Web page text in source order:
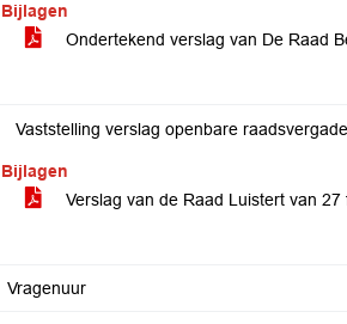
Bijlagen
Ondertekend verslag van De Raad
Vaststelling verslag openbare
Bijlagen
Verslag van de Raad Luistert van
Vragenuur